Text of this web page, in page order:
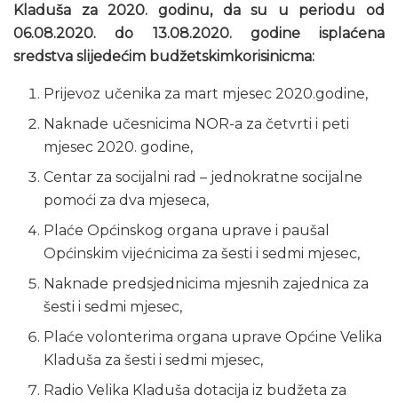
Kladuša za 2020. godinu, da su u periodu od
06.08.2020. do 13.08.2020. godine isplaćena
sredstva slijedećim budžetskimkorisinicma:
Prijevoz učenika za mart mjesec 2020.godine,
Naknade učesnicima NOR-a za četvrti i peti
mjesec 2020. godine,
Centar za socijalni rad – jednokratne socijalne
pomoći za dva mjeseca,
Plaće Općinskog organa uprave i paušal
Općinskim vijećnicima za šesti i sedmi mjesec,
Naknade predsjednicima mjesnih zajednica za
šesti i sedmi mjesec,
Plaće volonterima organa uprave Općine Velika
Kladuša za šesti i sedmi mjesec,
Radio Velika Kladuša dotacija iz budžeta za